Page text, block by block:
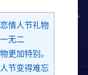
情人节礼物
无二
更加特别。
节变得难忘